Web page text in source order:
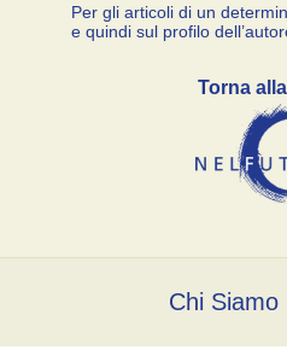
Per gli articoli di un
e quindi sul profilo
Torna
Chi Siamo